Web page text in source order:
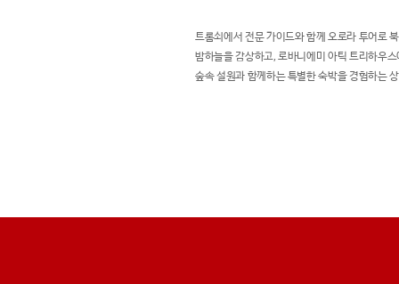
트롬쇠에서 전문 가이드와 함께 오로라 투어로
밤하늘을 감상하고, 로바니에미 아틱 트리하우
숲속 설원과 함께하는 특별한 숙박을 경험하는